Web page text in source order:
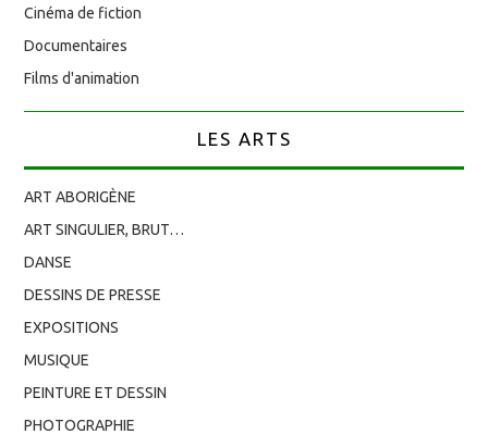
Cinéma de fiction
Documentaires
Films d'animation
LES ARTS
ART ABORIGÈNE
ART SINGULIER, BRUT…
DANSE
DESSINS DE PRESSE
EXPOSITIONS
MUSIQUE
PEINTURE ET DESSIN
PHOTOGRAPHIE